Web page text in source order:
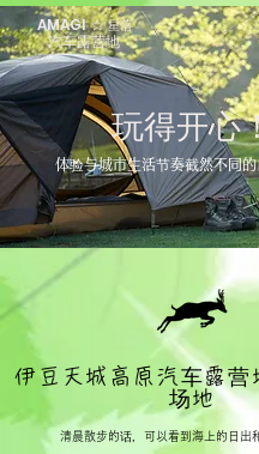
AMAGI ☆ 星落
汽车露营地
玩得开心
体验与城市生活节奏截然不同
伊豆天城高原汽车露营
场地
清晨散步的话，可以看到海上的日出